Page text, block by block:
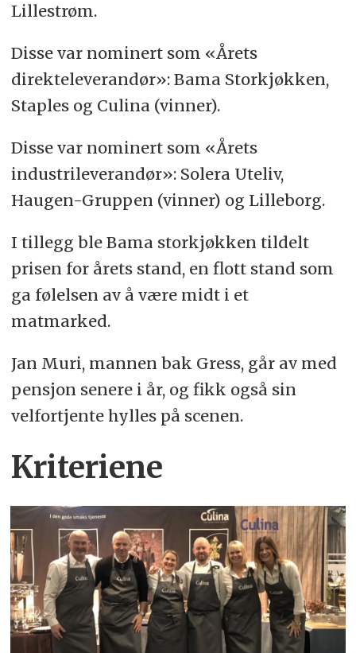
Lillestrøm.
Disse var nominert som «Årets
direkteleverandør»: Bama Storkjøkken,
Staples og Culina (vinner).
Disse var nominert som «Årets
industrileverandør»: Solera Uteliv,
Haugen-Gruppen (vinner) og Lilleborg.
I tillegg ble Bama storkjøkken tildelt
prisen for årets stand, en flott stand som
ga følelsen av å være midt i et
matmarked.
Jan Muri, mannen bak Gress, går av med
pensjon senere i år, og fikk også sin
velfortjente hylles på scenen.
Kriteriene